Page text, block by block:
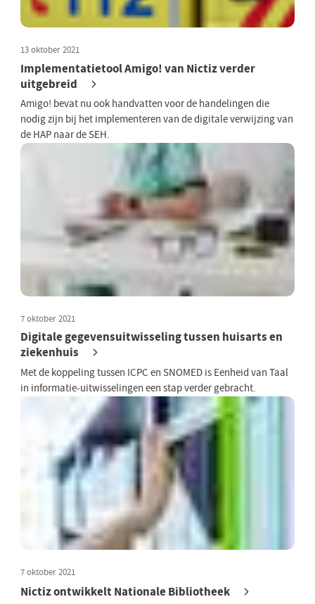
13 oktober 2021
Implementatietool Amigo! van Nictiz verder
uitgebreid
Amigo! bevat nu ook handvatten voor de handelingen die
nodig zijn bij het implementeren van de digitale verwijzing van
de HAP naar de SEH.
7 oktober 2021
Digitale gegevensuitwisseling tussen huisarts en
ziekenhuis
Met de koppeling tussen ICPC en SNOMED is Eenheid van Taal
in informatie-uitwisselingen een stap verder gebracht.
7 oktober 2021
Nictiz ontwikkelt Nationale Bibliotheek